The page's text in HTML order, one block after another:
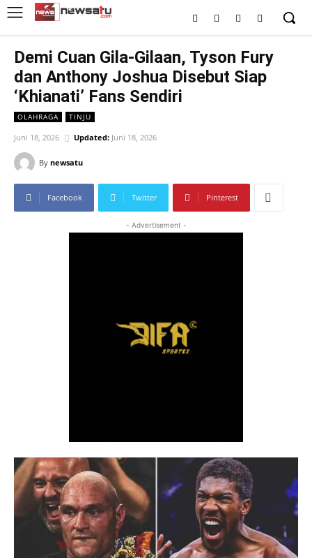
Demi Cuan Gila-Gilaan, Tyson Fury
dan Anthony Joshua Disebut Siap
‘Khianati’ Fans Sendiri
OLAHRAGA TINJU
Juni 18, 2026 Updated: Juni 18, 2026
By newsatu
Facebook Twitter Pinterest
- Advertisement -